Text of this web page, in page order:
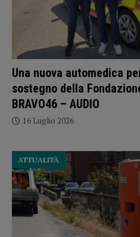
Una nuova automedica
sostegno della
BRAVO46 – AUDIO
16 Luglio 2026
ATTUALITÀ